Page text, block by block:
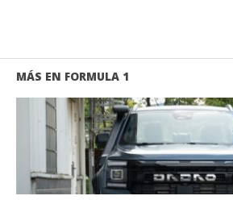
MÁS EN FORMULA 1